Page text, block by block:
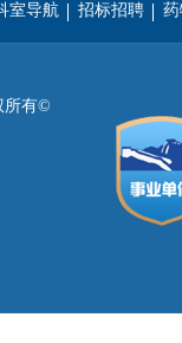
室导航 招标招聘
所有©